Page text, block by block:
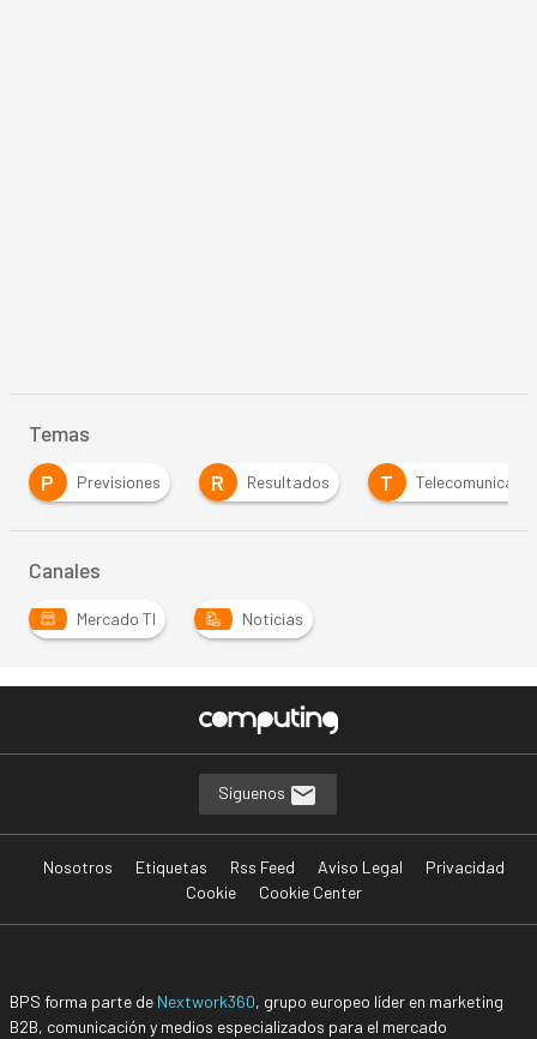
Temas
P
Previsiones R Resultados T
Canales
Mercado TI Noticias
Síguenos
Nosotros Etiquetas Rss Feed Aviso Legal
Privacidad
Cookie
Cookie Center
BPS forma parte de Nextwork360, grupo europeo líder en marketing
B2B, comunicación y medios especializados para el mercado